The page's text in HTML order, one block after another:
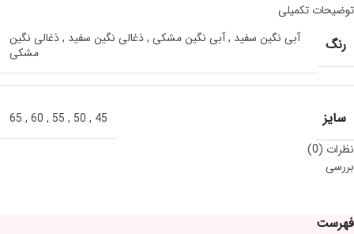
توضیحات تکمیلی
رنگ آبی نگین سفید ,آبی نگین مشکی ,ذغالی نگین سفید ,ذغالی نگین
مشکی
سایز 45
,
50
,
55
,
60
,
65
نظرات (0)
بررسی
فهرست